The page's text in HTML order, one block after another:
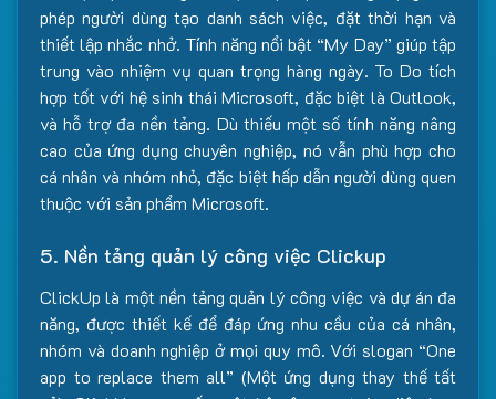
phép người dùng tạo danh sách việc, đặt thời hạn và
thiết lập nhắc nhở. Tính năng nổi bật “My Day” giúp tập
trung vào nhiệm vụ quan trọng hàng ngày. To Do tích
hợp tốt với hệ sinh thái Microsoft, đặc biệt là Outlook,
và hỗ trợ đa nền tảng. Dù thiếu một số tính năng nâng
cao của ứng dụng chuyên nghiệp, nó vẫn phù hợp cho
cá nhân và nhóm nhỏ, đặc biệt hấp dẫn người dùng quen
thuộc với sản phẩm Microsoft.
5. Nền tảng quản lý công việc Clickup
ClickUp là một nền tảng quản lý công việc và dự án đa
năng, được thiết kế để đáp ứng nhu cầu của cá nhân,
nhóm và doanh nghiệp ở mọi quy mô. Với slogan “One
app to replace them all” (Một ứng dụng thay thế tất